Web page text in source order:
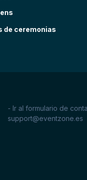
de ceremonias
- Ir al formulario de
support@eventzone.es